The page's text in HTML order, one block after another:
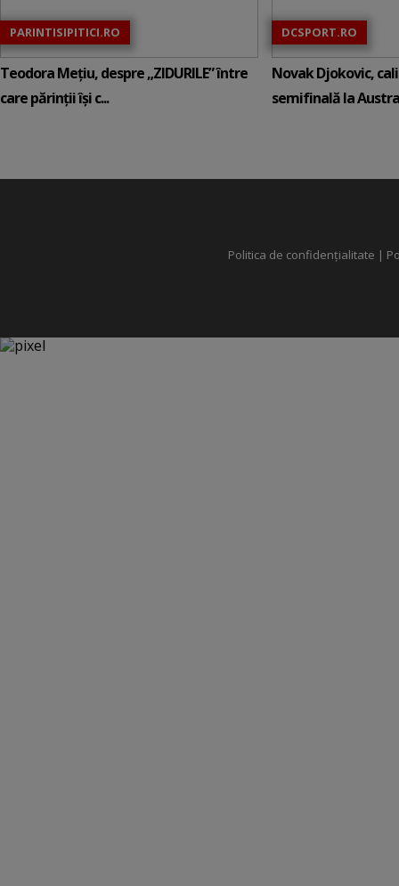
PARINTISIPITICI.RO
Teodora Mețiu, despre „ZIDURILE” între
care părinții își c...
DCSPORT.RO
Novak Djokovic,
semifinală la
Politica de confidențialitate |